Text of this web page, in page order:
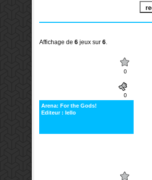
Affichage de 6 jeux sur 6.
0
0
Arena: For the Gods!
Editeur : Iello